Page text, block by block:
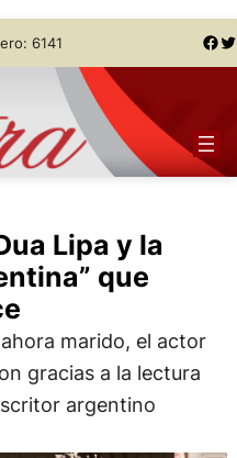
6141 Facebook Twitter
Lipa y la
que
marido, el actor
gracias a la lectura
argentino